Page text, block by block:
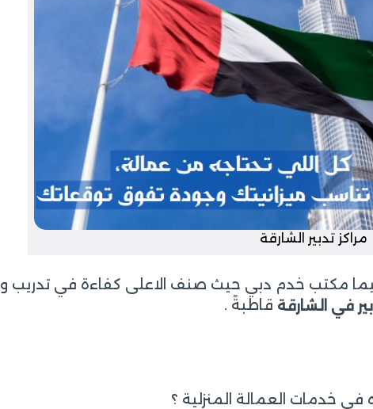
مراكز تدبير الشارقة
مكتب خدم دبي حيث صنف الاعلى كفاءة في تدريب و
في الشارقة قاطبةً .
خدمات العمالة المنزلية ؟